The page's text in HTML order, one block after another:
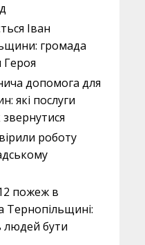
Іван
громада
Героя
допомога для
які послуги
роботу
пожеж в
Тернопільщині:
людей бути